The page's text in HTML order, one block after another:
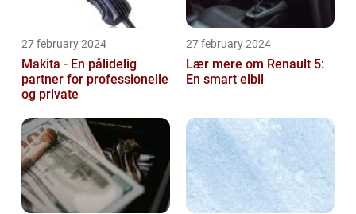
27 february 2024
Makita - En pålidelig
partner for professionelle
og private
27 february 2024
Lær mere om Renault 5:
En smart elbil